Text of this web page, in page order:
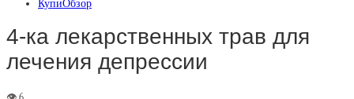
КупиОбзор
4-ка лекарственных трав для
лечения депрессии